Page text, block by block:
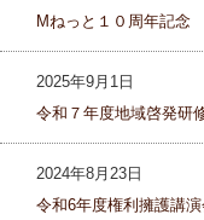
Mねっと１０周年記念
2025年9月1日
令和７年度地域啓発
2024年8月23日
令和6年度権利擁護講